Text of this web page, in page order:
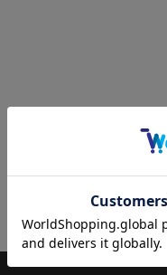
と、ミニマルなポケット
スからカジュアルまでシ
モデル情報身長184cm 胸
サイズ：03（L）